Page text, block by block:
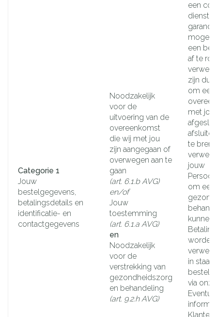
Categorie 1
Jouw
bestelgegevens,
betalingsdetails en
identificatie- en
contactgegevens
Noodzakelijk
voor de
uitvoering van de
overeenkomst
die wij met jou
zijn aangegaan of
overwegen aan te
gaan
(art. 6.1.b AVG)
en/of
Jouw
toestemming
(art. 6.1.a AVG)
en
Noodzakelijk
voor de
verstrekking van
gezondheidszorg
en behandeling
(art. 9.2.h AVG)
een
een
af te
zijn
om
met jou
te
jouw
om
kunnen
worden
in staat
via